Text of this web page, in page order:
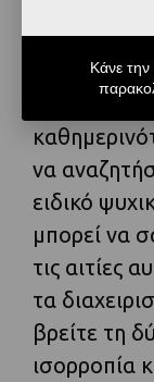
Όταν οι
τόσο
να
ειδικό
μπορεί να
τις αιτίες
τα
βρείτε τη
ισορροπία
Κάνε